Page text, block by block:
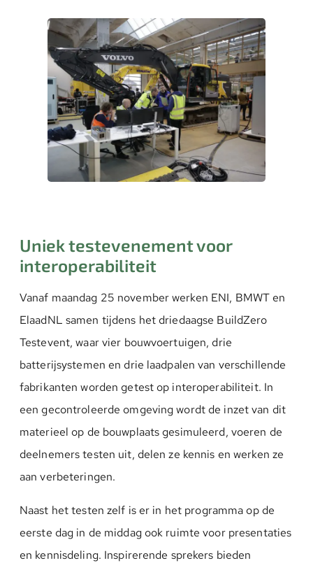
Uniek testevenement voor
interoperabiliteit
Vanaf maandag 25 november werken ENI, BMWT en
ElaadNL samen tijdens het driedaagse BuildZero
Testevent, waar vier bouwvoertuigen, drie
batterijsystemen en drie laadpalen van verschillende
fabrikanten worden getest op interoperabiliteit. In
een gecontroleerde omgeving wordt de inzet van dit
materieel op de bouwplaats gesimuleerd, voeren de
deelnemers testen uit, delen ze kennis en werken ze
aan verbeteringen.
Naast het testen zelf is er in het programma op de
eerste dag in de middag ook ruimte voor presentaties
en kennisdeling. Inspirerende sprekers bieden